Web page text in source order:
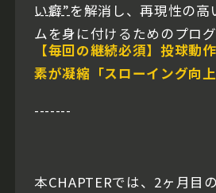
い癖”を解消し、再現性の高
ムを身に付けるためのプログ
-------
【毎回の継続必須】投球動
素が凝縮「スローイング向
-------
本CHAPTERでは、2ヶ月目